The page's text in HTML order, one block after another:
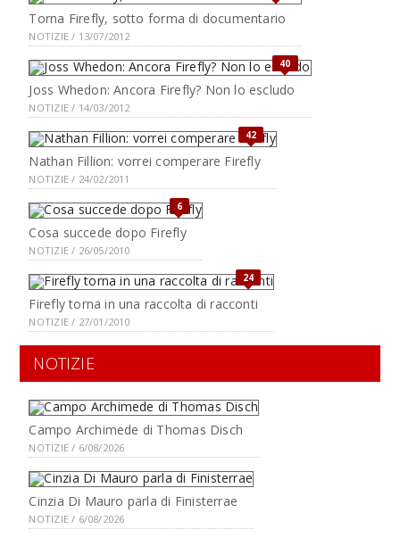
Torna Firefly, sotto forma di documentario
NOTIZIE / 13/07/2012
40
Joss Whedon: Ancora Firefly? Non lo escludo
NOTIZIE / 14/03/2012
42
Nathan Fillion: vorrei comperare Firefly
NOTIZIE / 24/02/2011
6
Cosa succede dopo Firefly
NOTIZIE / 26/05/2010
24
Firefly torna in una raccolta di racconti
NOTIZIE / 27/01/2010
NOTIZIE
Campo Archimede di Thomas Disch
NOTIZIE / 6/08/2026
Cinzia Di Mauro parla di Finisterrae
NOTIZIE / 6/08/2026